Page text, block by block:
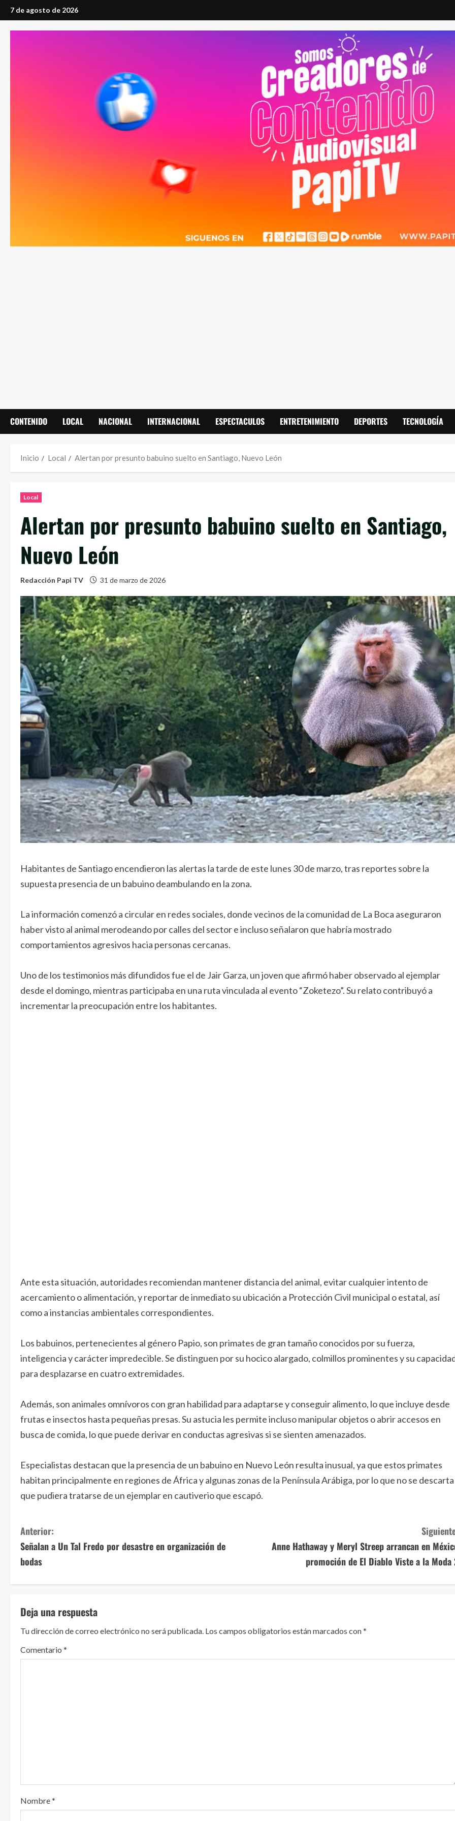
Saltar
al
contenido
7 de agosto de 2026
CONTENIDO LOCAL NACIONAL INTERNACIONAL ESPECTACULOS ENTRETENIMIENTO DEPORTES TECNOLOGÍA
Inicio Local Alertan por presunto babuino suelto en Santiago, Nuevo León
Local
Alertan por presunto babuino suelto en Santiago,
Nuevo León
Redacción Papi TV 31 de marzo de 2026
Habitantes de Santiago encendieron las alertas la tarde de este lunes 30 de marzo, tras reportes sobre la
supuesta presencia de un babuino deambulando en la zona.
La información comenzó a circular en redes sociales, donde vecinos de la comunidad de La Boca aseguraron
haber visto al animal merodeando por calles del sector e incluso señalaron que habría mostrado
comportamientos agresivos hacia personas cercanas.
Uno de los testimonios más difundidos fue el de Jair Garza, un joven que afirmó haber observado al ejemplar
desde el domingo, mientras participaba en una ruta vinculada al evento “Zoketezo”. Su relato contribuyó a
incrementar la preocupación entre los habitantes.
Ante esta situación, autoridades recomiendan mantener distancia del animal, evitar cualquier intento de
acercamiento o alimentación, y reportar de inmediato su ubicación a Protección Civil municipal o estatal, así
como a instancias ambientales correspondientes.
Los babuinos, pertenecientes al género Papio, son primates de gran tamaño conocidos por su fuerza,
inteligencia y carácter impredecible. Se distinguen por su hocico alargado, colmillos prominentes y su
para desplazarse en cuatro extremidades.
Además, son animales omnívoros con gran habilidad para adaptarse y conseguir alimento, lo que incluye desde
frutas e insectos hasta pequeñas presas. Su astucia les permite incluso manipular objetos o abrir accesos en
busca de comida, lo que puede derivar en conductas agresivas si se sienten amenazados.
Especialistas destacan que la presencia de un babuino en Nuevo León resulta inusual, ya que estos primates
habitan principalmente en regiones de África y algunas zonas de la Península Arábiga, por lo que no se descarta
que pudiera tratarse de un ejemplar en cautiverio que escapó.
S
i
e
l
e
Anterior:
Señalan a Un Tal Fredo por desastre en organización de
bodas
Anne Hathaway y Meryl Streep arrancan en
promoción de El Diablo Viste a la Moda
Deja una respuesta
Tu dirección de correo electrónico no será publicada. Los campos obligatorios están marcados con*
Comentario *
Nombre*